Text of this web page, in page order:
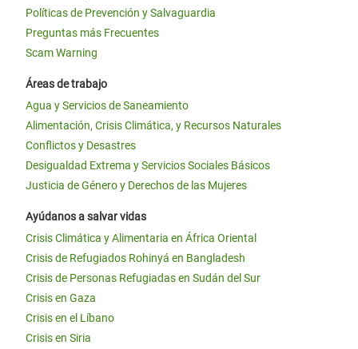
Políticas de Prevención y Salvaguardia
Preguntas más Frecuentes
Scam Warning
Áreas de trabajo
Agua y Servicios de Saneamiento
Alimentación, Crisis Climática, y Recursos Naturales
Conflictos y Desastres
Desigualdad Extrema y Servicios Sociales Básicos
Justicia de Género y Derechos de las Mujeres
Ayúdanos a salvar vidas
Crisis Climática y Alimentaria en África Oriental
Crisis de Refugiados Rohinyá en Bangladesh
Crisis de Personas Refugiadas en Sudán del Sur
Crisis en Gaza
Crisis en el Líbano
Crisis en Siria